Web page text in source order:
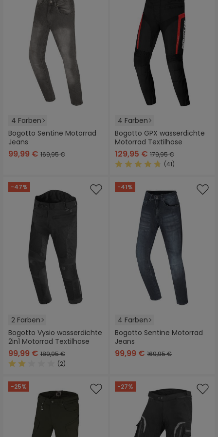
4 Farben
Bogotto Sentine Motorrad
Jeans
99,99 € 169,95 €
4 Farben
Bogotto GPX wasserdichte
Motorrad Textilhose
129,95 € 179,95 €
(41)
-47%
2 Farben
Bogotto Vysio wasserdichte
2in1 Motorrad Textilhose
99,99 € 189,95 €
(2)
-41%
4 Farben
Bogotto Sentine Motorrad
Jeans
99,99 € 169,95 €
-25% -27%